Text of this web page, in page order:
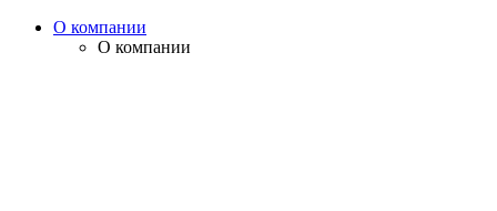
О компании
О компании